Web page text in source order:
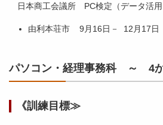
日本商工会議所 PC検定（データ活用
由利本荘市 9月16日－ 12月17
パソコン・経理事務科 ～ 4
《訓練目標≫